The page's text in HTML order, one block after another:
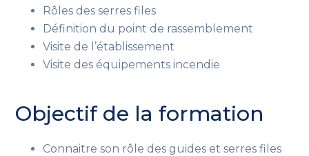
Rôles des serres files
Définition du point de rassemblement
Visite de l’établissement
Visite des équipements incendie
Objectif de la formation
Connaitre son rôle des guides et serres files